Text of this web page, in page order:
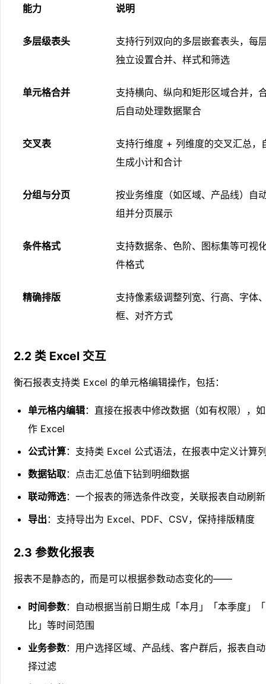
能力 说明
多层级表头
支持行列双向的多层嵌套表头，每
独立设置合并、样式和筛选
单元格合并
支持横向、纵向和矩形区域合并，
后自动处理数据聚合
交叉表
支持行维度 + 列维度的交叉汇总，
生成小计和合计
分组与分页
按业务维度（如区域、产品线）自
组并分页展示
条件格式
支持数据条、色阶、图标集等可视
件格式
精确排版
支持像素级调整列宽、行高、字体
框、对齐方式
2.2 类 Excel 交互
衡石报表支持类 Excel 的单元格编辑操作，包括：
单元格内编辑：直接在报表中修改数据（如有权限），
作 Excel
公式计算：支持类 Excel 公式语法，在报表中定义计算
数据钻取：点击汇总值下钻到明细数据
联动筛选：一个报表的筛选条件改变，关联报表自动刷新
导出 ：支持导出为 Excel、PDF、CSV，保持排版精度
2.3 参数化报表
报表不是静态的，而是可以根据参数动态变化的——
时间参数：自动根据当前日期生成「本月」「本季度」
比」等时间范围
业务参数：用户选择区域、产品线、客户群后，报表自
择过滤